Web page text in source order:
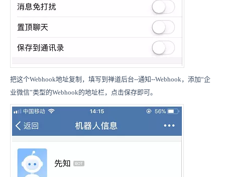
把这个Webhook地址复制，填写到禅道后台--通知--Webhook，添加“企
业微信”类型的Webhook的地址栏，点击保存即可。